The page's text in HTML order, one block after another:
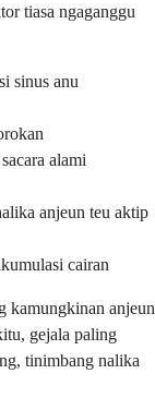
tiasa ngaganggu
sinus anu
alami
anjeun teu aktip
cairan
kamungkinan anjeun
gejala paling
tinimbang nalika